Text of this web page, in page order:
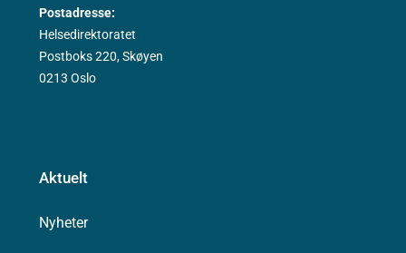
Postadresse:
Helsedirektoratet
Postboks 220, Skøyen
0213 Oslo
Aktuelt
Nyheter